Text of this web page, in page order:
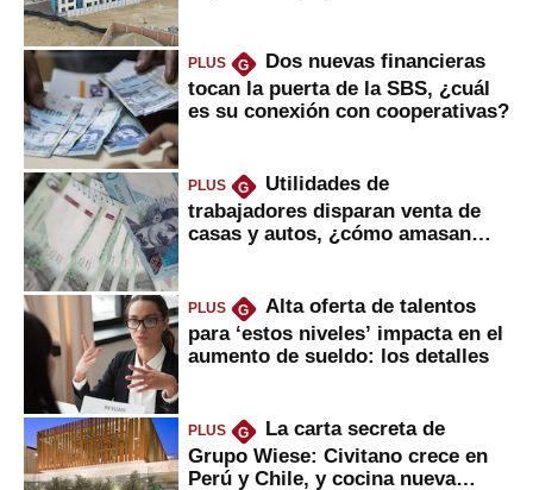
PLUS G
Dos nuevas financieras
tocan la puerta de la SBS, ¿cuál
es su conexión con cooperativas?
PLUS G
Utilidades de
trabajadores disparan venta de
casas y autos, ¿cómo amasan
PLUS G
Alta oferta de talentos
para ‘estos niveles’ impacta en el
aumento de sueldo: los detalles
PLUS G
La carta secreta de
Grupo Wiese: Civitano crece en
Perú y Chile, y cocina nueva